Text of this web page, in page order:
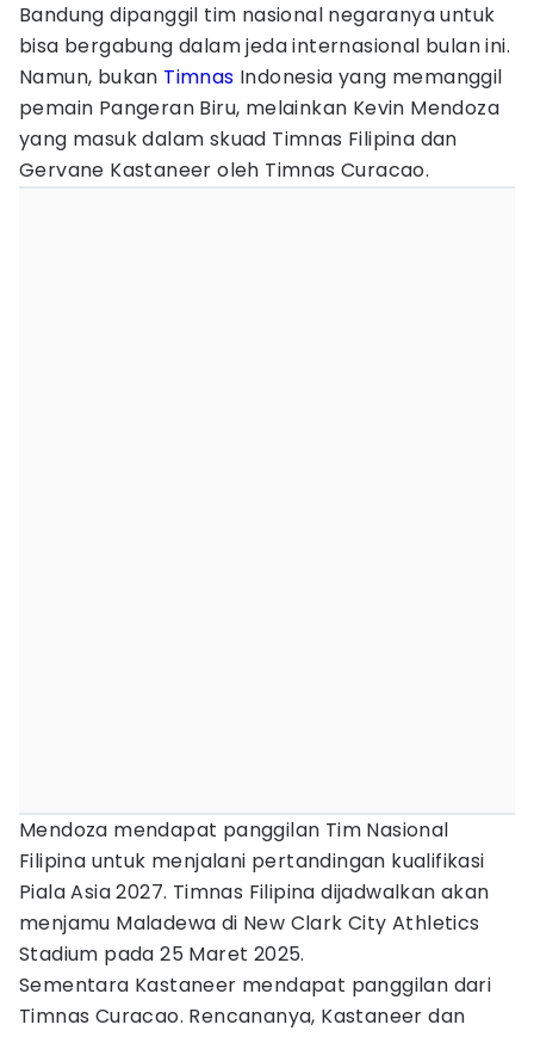
Bandung dipanggil tim nasional negaranya untuk
bisa bergabung dalam jeda internasional bulan ini.
Namun, bukan Timnas Indonesia yang memanggil
pemain Pangeran Biru, melainkan Kevin Mendoza
yang masuk dalam skuad Timnas Filipina dan
Gervane Kastaneer oleh Timnas Curacao.
Mendoza mendapat panggilan Tim Nasional
Filipina untuk menjalani pertandingan kualifikasi
Piala Asia 2027. Timnas Filipina dijadwalkan akan
menjamu Maladewa di New Clark City Athletics
Stadium pada 25 Maret 2025.
Sementara Kastaneer mendapat panggilan dari
Timnas Curacao. Rencananya, Kastaneer dan